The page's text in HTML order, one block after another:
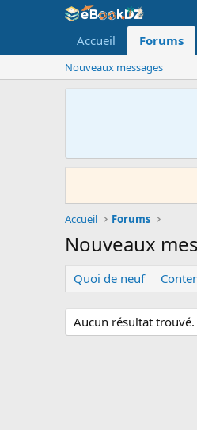
Accueil Forums
Nouveaux messages
Accueil Forums
Nouveaux
Quoi de neuf
Aucun résultat trouvé.